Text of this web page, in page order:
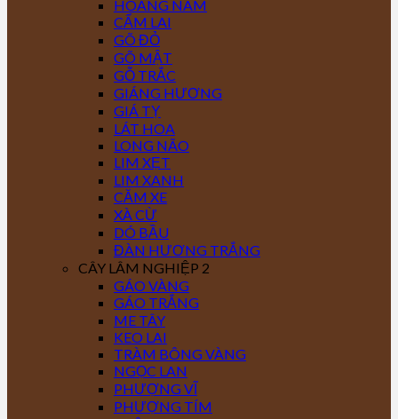
HOÀNG NAM
CẨM LAI
GÕ ĐỎ
GÕ MẬT
GỖ TRẮC
GIÁNG HƯƠNG
GIÁ TỴ
LÁT HOA
LONG NÃO
LIM XẸT
LIM XANH
CĂM XE
XÀ CỪ
DÓ BẦU
ĐÀN HƯƠNG TRẮNG
CÂY LÂM NGHIỆP 2
GÁO VÀNG
GÁO TRẮNG
ME TÂY
KEO LAI
TRÀM BÔNG VÀNG
NGỌC LAN
PHƯỢNG VĨ
PHƯỢNG TÍM